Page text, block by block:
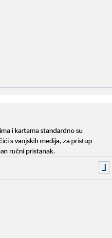
2,5 1,9
0,17 0,13
i kartama standardno su
s vanjskih medija, za pristup
ručni pristanak.